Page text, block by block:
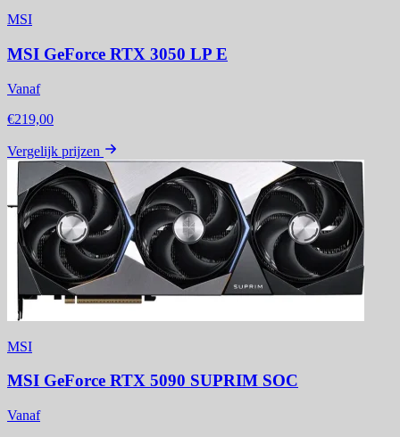
MSI
MSI GeForce RTX 3050 LP E
Vanaf
€219,00
Vergelijk prijzen
MSI
MSI GeForce RTX 5090 SUPRIM SOC
Vanaf